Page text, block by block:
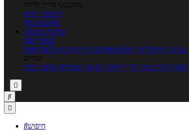
מחשבוני הריון ולידה
מחשבון הריון
מחשבון ביוץ
כתבות כתבות
ערוצי תוכן
נשים, הריון ולידה טיפים והמלצות חדשות אוכל ובריאות
טורים
מזיזים את הגוף הרזיה ורפואה משלימה גורמה ביתי



חיפוש